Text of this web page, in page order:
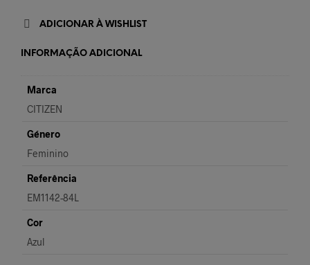
ADICIONAR À WISHLIST
INFORMAÇÃO ADICIONAL
Marca
CITIZEN
Género
Feminino
Referência
EM1142-84L
Cor
Azul